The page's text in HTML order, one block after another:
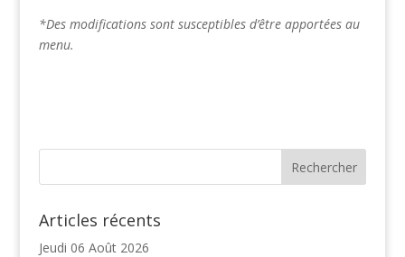
*Des modifications sont susceptibles d’être apportées au
menu.
Articles récents
Jeudi 06 Août 2026